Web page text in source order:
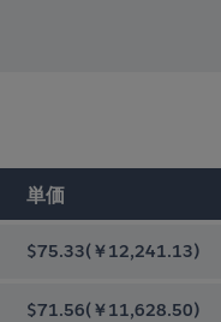
単価
$75.33(￥12,241.13)
$71.56(￥11,628.50)